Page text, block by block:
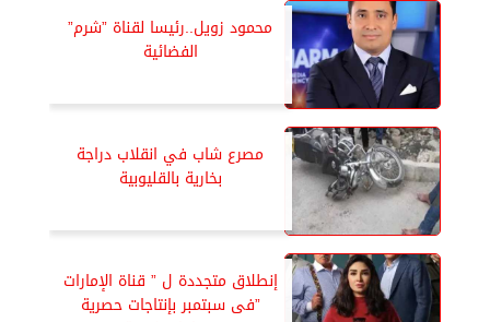
محمود زويل..رئيسا لقناة ”شرم”
الفضائية
مصرع شاب في انقلاب دراجة
بخارية بالقليوبية
إنطلاق متجددة ل ” قناة الإمارات
”فى سبتمبر بإنتاجات حصرية